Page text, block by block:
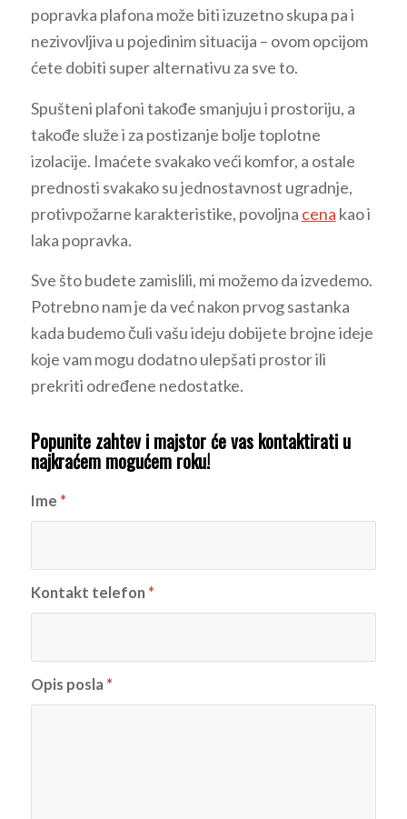
popravka plafona može biti izuzetno skupa pa i
nezivovljiva u pojedinim situacija – ovom opcijom
ćete dobiti super alternativu za sve to.
Spušteni plafoni takođe smanjuju i prostoriju, a
takođe služe i za postizanje bolje toplotne
izolacije. Imaćete svakako veći komfor, a ostale
prednosti svakako su jednostavnost ugradnje,
protivpožarne karakteristike, povoljna cena kao i
laka popravka.
Sve što budete zamislili, mi možemo da izvedemo.
Potrebno nam je da već nakon prvog sastanka
kada budemo čuli vašu ideju dobijete brojne ideje
koje vam mogu dodatno ulepšati prostor ili
prekriti određene nedostatke.
Popunite zahtev i majstor će vas kontaktirati u
najkraćem mogućem roku!
Ime *
Kontakt telefon *
Opis posla *